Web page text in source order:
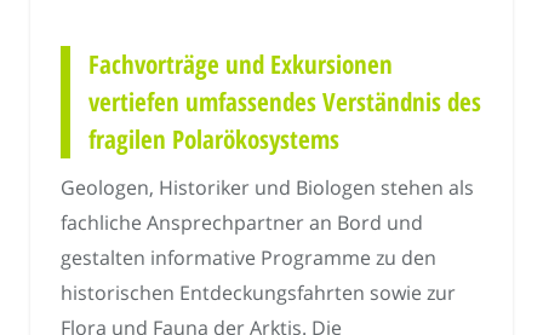
Fachvorträge und Exkursionen
vertiefen umfassendes Verständnis des
fragilen Polarökosystems
Geologen, Historiker und Biologen stehen als
fachliche Ansprechpartner an Bord und
gestalten informative Programme zu den
historischen Entdeckungsfahrten sowie zur
Flora und Fauna der Arktis. Die